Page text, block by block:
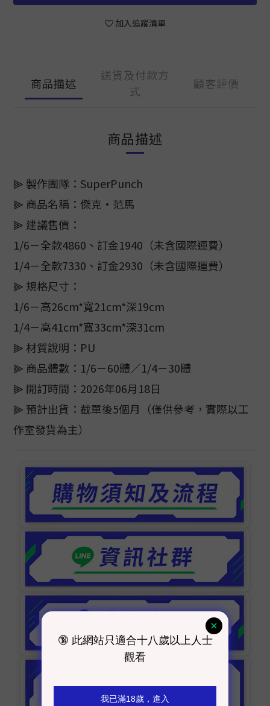
加入追蹤清單
商品描述
送貨及付款方
式
顧客評價
商品描述
⫸ 製作團隊：SuperPunch
⫸ 商品名稱：傑克·范馬
⫸ 建議售價：
1/6－全款4860、訂金1940（未含國際運費）
1/4－全款7330、訂金2930（未含國際運費）
⫸ 規格尺寸：
1/6－高26cm*寬21cm*深19cm
1/4－高41cm*寬33cm*深31cm
⫸ 材質說明：PU
⫸ 商品體數：1/6－60體／1/4－30體
⫸ 開訂時間：2026年06月18日
⫸ 預計出貨：截單後5個月（僅供參考，實際以工
作室發貨為主）